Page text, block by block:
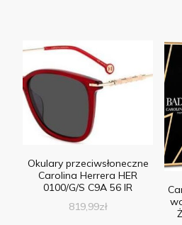
Okulary przeciwsłoneczne
Carolina Herrera HER
0100/G/S C9A 56 IR
819,99zł